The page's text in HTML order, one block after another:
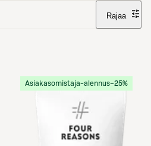
Rajaa
Asiakasomistaja-alennus−25%